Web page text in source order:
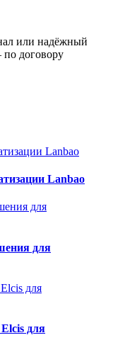
или надёжный
договору
Lanbao
для
для